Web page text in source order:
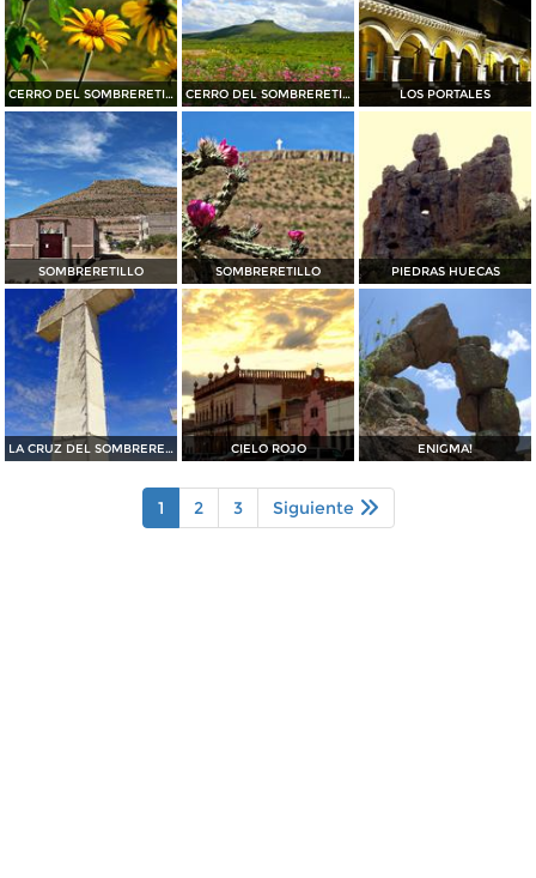
CERRO DEL SOMBRERETILLO CERRO DEL SOMBRERETILLO LOS PORTALES
SOMBRERETILLO SOMBRERETILLO PIEDRAS HUECAS
LA CRUZ DEL SOMBRERETILLO CIELO ROJO ENIGMA!
1 2 3 Siguiente